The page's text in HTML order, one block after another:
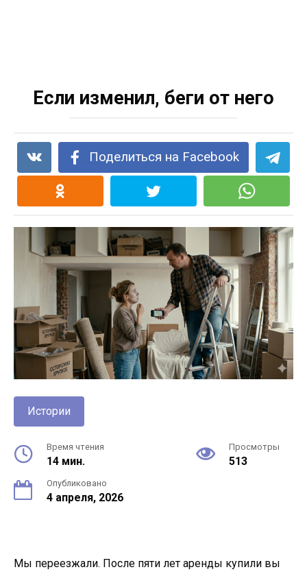
Если изменил, беги от него
Поделиться на Facebook
Истории
Время чтения
14 мин.
Просмотры
513
Опубликовано
4 апреля, 2026
Мы переезжали. После пяти лет аренды купили вы